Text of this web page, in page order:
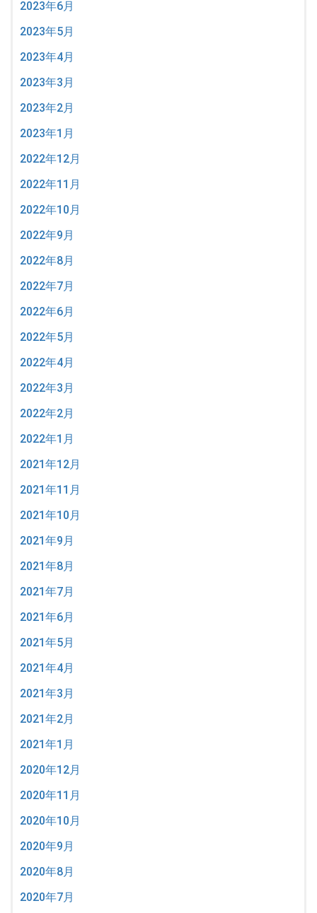
2023年6月
2023年5月
2023年4月
2023年3月
2023年2月
2023年1月
2022年12月
2022年11月
2022年10月
2022年9月
2022年8月
2022年7月
2022年6月
2022年5月
2022年4月
2022年3月
2022年2月
2022年1月
2021年12月
2021年11月
2021年10月
2021年9月
2021年8月
2021年7月
2021年6月
2021年5月
2021年4月
2021年3月
2021年2月
2021年1月
2020年12月
2020年11月
2020年10月
2020年9月
2020年8月
2020年7月